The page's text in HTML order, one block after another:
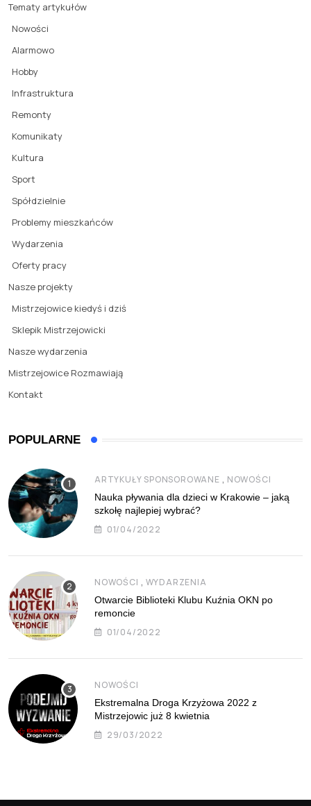
Tematy artykułów
Nowości
Alarmowo
Hobby
Infrastruktura
Remonty
Komunikaty
Kultura
Sport
Spółdzielnie
Problemy mieszkańców
Wydarzenia
Oferty pracy
Nasze projekty
Mistrzejowice kiedyś i dziś
Sklepik Mistrzejowicki
Nasze wydarzenia
Mistrzejowice Rozmawiają
Kontakt
POPULARNE
ARTYKUŁY SPONSOROWANE , NOWOŚCI
Nauka pływania dla dzieci w Krakowie – jaką
szkołę najlepiej wybrać?
01/04/2022
NOWOŚCI , WYDARZENIA
Otwarcie Biblioteki Klubu Kuźnia OKN po
remoncie
01/04/2022
NOWOŚCI
Ekstremalna Droga Krzyżowa 2022 z
Mistrzejowic już 8 kwietnia
29/03/2022